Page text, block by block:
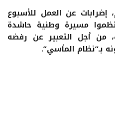
إضرابات عن العمل للأسبوع
مسيرة وطنية حاشدة
من أجل التعبير عن رفضه
بـ”نظام المأسي”.